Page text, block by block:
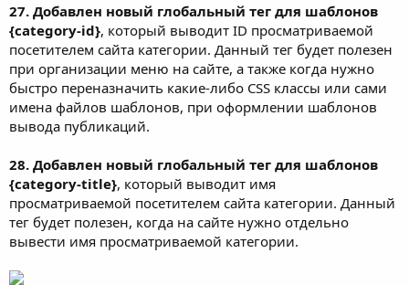
27. Добавлен новый глобальный тег для шаблонов
{category-id}, который выводит ID просматриваемой
посетителем сайта категории. Данный тег будет полезен
при организации меню на сайте, а также когда нужно
быстро переназначить какие-либо CSS классы или сами
имена файлов шаблонов, при оформлении шаблонов
вывода публикаций.
28. Добавлен новый глобальный тег для шаблонов
{category-title}, который выводит имя
просматриваемой посетителем сайта категории. Данный
тег будет полезен, когда на сайте нужно отдельно
вывести имя просматриваемой категории.